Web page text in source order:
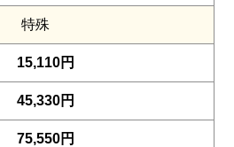
特殊
15,110円
45,330円
75,550円